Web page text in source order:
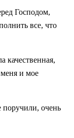
Господом,
все, что
качественная,
и мое
очень